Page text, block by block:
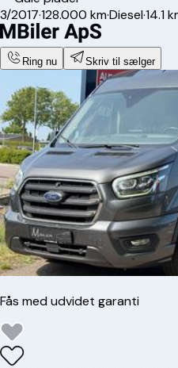
3/2017·128.000 km·Diesel·14.1
Ring nu Skriv til sælger
Fås med udvidet garanti